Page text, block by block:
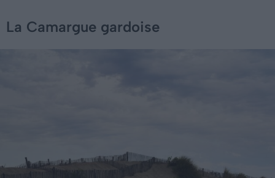
La Camargue gardoise